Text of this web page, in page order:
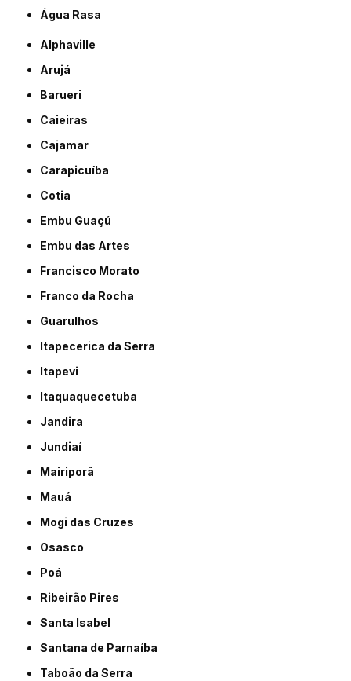
Água Rasa
Alphaville
Arujá
Barueri
Caieiras
Cajamar
Carapicuíba
Cotia
Embu Guaçú
Embu das Artes
Francisco Morato
Franco da Rocha
Guarulhos
Itapecerica da Serra
Itapevi
Itaquaquecetuba
Jandira
Jundiaí
Mairiporã
Mauá
Mogi das Cruzes
Osasco
Poá
Ribeirão Pires
Santa Isabel
Santana de Parnaíba
Taboão da Serra